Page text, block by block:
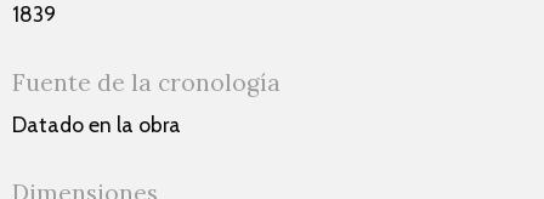
1839
Fuente de la cronología
Datado en la obra
Dimensiones